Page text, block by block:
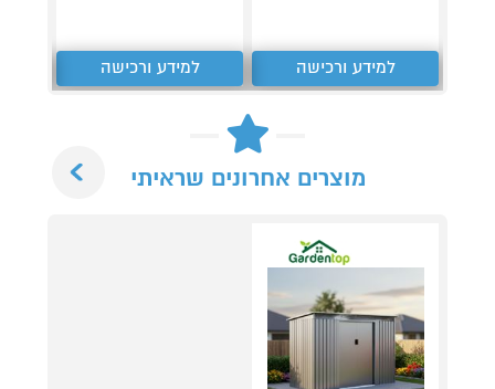
למידע ורכישה למידע ורכישה
מוצרים אחרונים שראיתי